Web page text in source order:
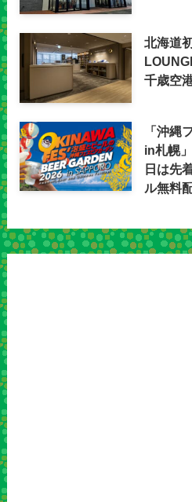
北海道
千歳空
「沖縄
in札幌
日は先
ル無料